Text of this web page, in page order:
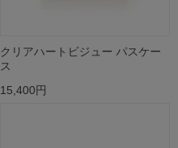
クリアハートビジュー パスケー
ス
15,400円